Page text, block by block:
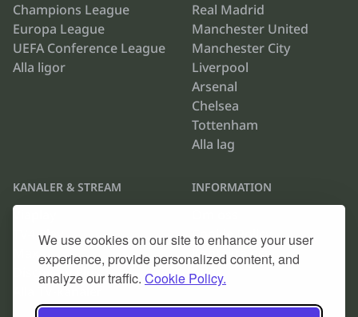
We use cookies on our site to enhance your user
experience, provide personalized content, and
analyze our traffic. Cookie Policy.
Champions League
Europa League
UEFA Conference League
Alla ligor
Real Madrid
Manchester United
Manchester City
Liverpool
Arsenal
Chelsea
Tottenham
Alla lag
KANALER & STREAM
TV4 Play
Discovery Plus
Alla TV-kanaler
INFORMATION
Cookie Policy
Kontakta oss
Arkiv